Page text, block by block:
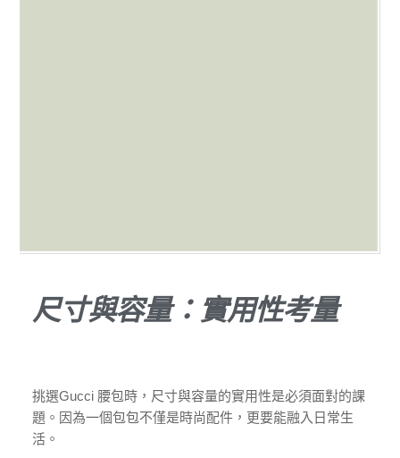
尺寸與容量：實用性考量
挑選Gucci 腰包時，尺寸與容量的實用性是必須面對的課
題。因為一個包包不僅是時尚配件，更要能融入日常生
活。